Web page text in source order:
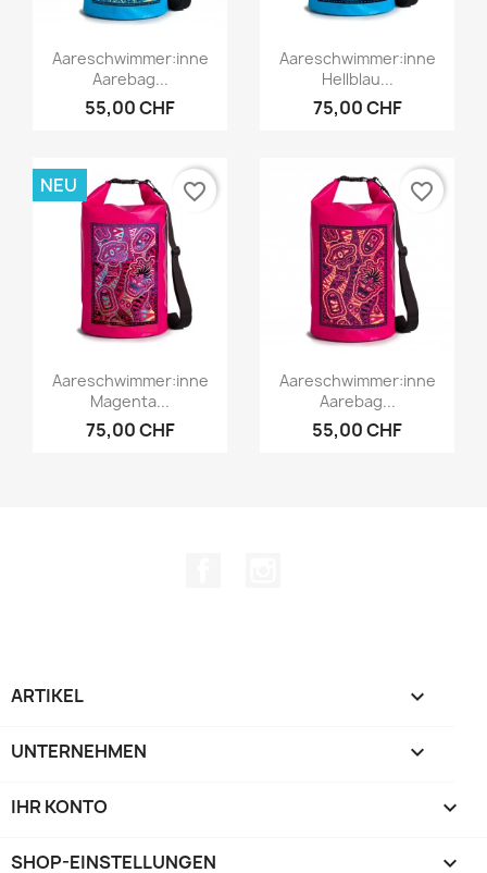
Vorschau
Aareschwimmer:inne
Aarebag...
55,00 CHF
Vorschau
Aareschwimmer:inne
Hellblau...
75,00 CHF
Vorschau
Aareschwimmer:inne
Magenta...
75,00 CHF
NEU favorite_border
Vorschau
Aareschwimmer:inne
Aarebag...
55,00 CHF
favorite_border
ARTIKEL 
UNTERNEHMEN 
IHR KONTO 
SHOP-EINSTELLUNGEN keyboard_arrow_down